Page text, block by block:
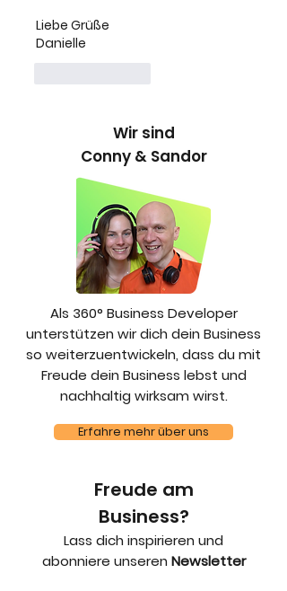
Liebe Grüße
Danielle
Wir sind
Conny & Sandor
Als 360° Business Developer
unterstützen wir dich dein Business
so weiterzuentwickeln, dass du mit
Freude dein Business lebst und
nachhaltig wirksam wirst.
Erfahre mehr über uns
Freude am
Business?
Lass dich inspirieren und
abonniere unseren Newsletter